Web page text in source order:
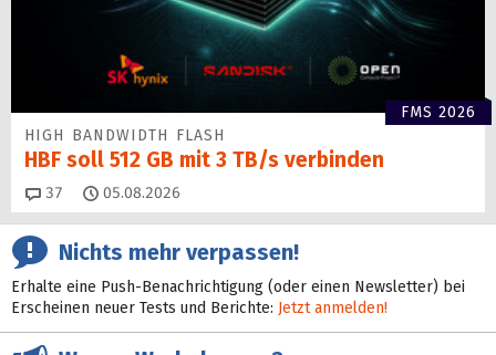
FMS 2026
HIGH BANDWIDTH FLASH
HBF soll 512 GB mit 3 TB/s verbinden
37 Kommentare
05.08.2026
Nichts mehr verpassen!
Erhalte eine Push-Benachrichtigung (oder einen Newsletter) bei
Erscheinen neuer Tests und Berichte: Jetzt anmelden!